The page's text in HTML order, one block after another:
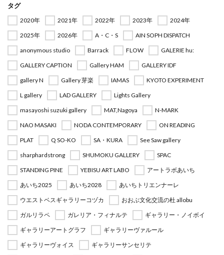
タグ
2020年 2021年 2022年 2023年
2024年
2025年
2026年 A・C・S
AIN SOPH DISPATCH
anonymous studio
Barrack FLOW
GALERIE hu:
GALLERY CAPTION
Gallery HAM
GALLERY IDF
gallery N
Gallery 芽楽 IAMAS
KYOTO EXPERIMENT
L gallery
LAD GALLERY
Lights Gallery
masayoshi suzuki gallery
MAT,Nagoya
N-MARK
NAO MASAKI
NODA CONTEMPORARY
ON READING
PLAT
Q SO-KO SA・KURA
See Saw gallery
sharphardstrong
SHUMOKU GALLERY
SPAC
STANDING PINE
YEBISU ART LABO
アートラボあいち
あいち2025
あいち2028
あいちトリエンナーレ
ウエストベスギャラリーコヅカ
おおぶ文化交流の杜 allobu
ガルリラペ
ガレリア・フィナルテ
ギャラリー・ノイボイ
ギャラリーアートグラフ
ギャラリーヴァルール
ギャラリーヴォイス
ギャラリーサンセリテ